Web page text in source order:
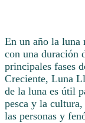
En un año la luna
con una duración
principales fases
Creciente, Luna
de la luna es útil
pesca y la
las personas y